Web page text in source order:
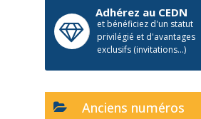
Adhérez au CEDN
et bénéficiez d'un statut
privilégié et d'avantages
exclusifs (invitations...)
Anciens numéros